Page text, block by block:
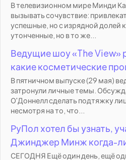
В телевизионном мире Минди
вызывать сочувствие:
успешные, но с изрядной долей
утонченные, но в то же...
Ведущие шоу «The View»
какие косметические
В пятничном выпуске (29 мая)
затронули личные темы.
О'Доннелл сделать подтяжку
несмотря на то, что...
РуПол хотел бы узнать,
Джинджер Минж когда-
СЕГОДНЯ Ещё один день, ещё